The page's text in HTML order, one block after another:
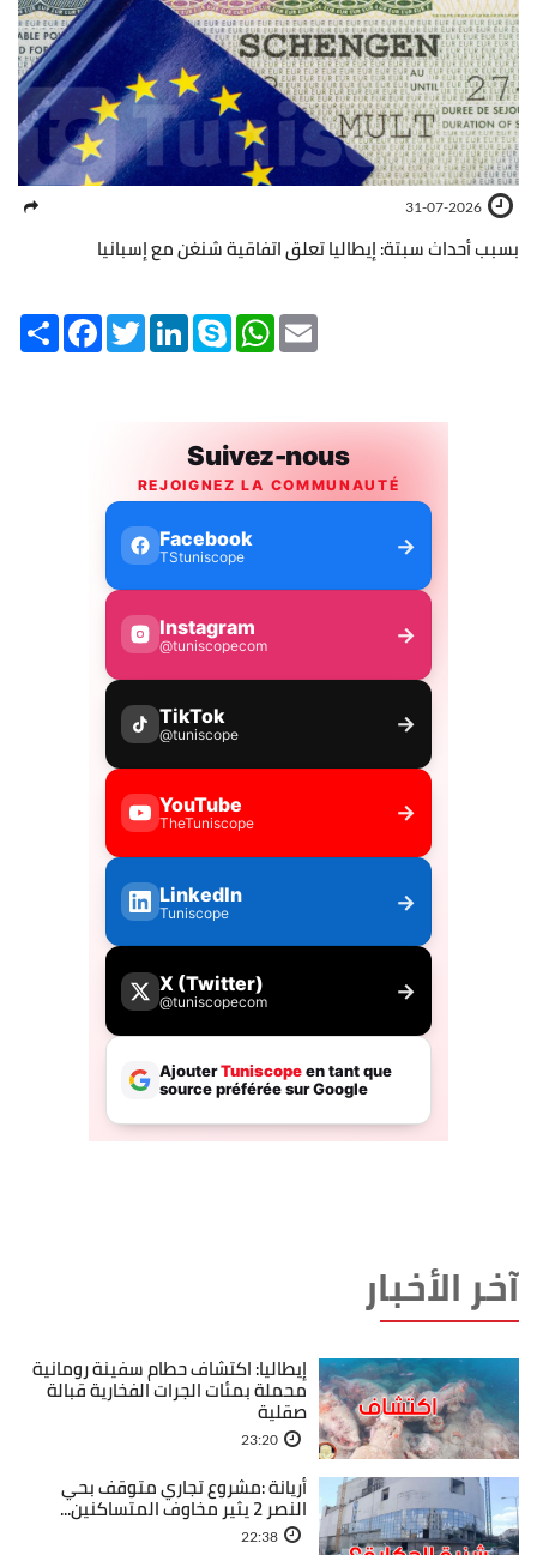
31-07-2026
بسبب أحداث سبتة: إيطاليا تعلق اتفاقية شنغن مع إسبانيا
Share FacebookTwitterLinkedInSkype WhatsApp
آخر الأخبار
إيطاليا: اكتشاف حطام سفينة رومانية
محملة بمئات الجرات الفخارية قبالة
صقلية
23:20
أريانة :مشروع تجاري متوقف بحي
النصر 2 يثير مخاوف المتساكنين...
22:38